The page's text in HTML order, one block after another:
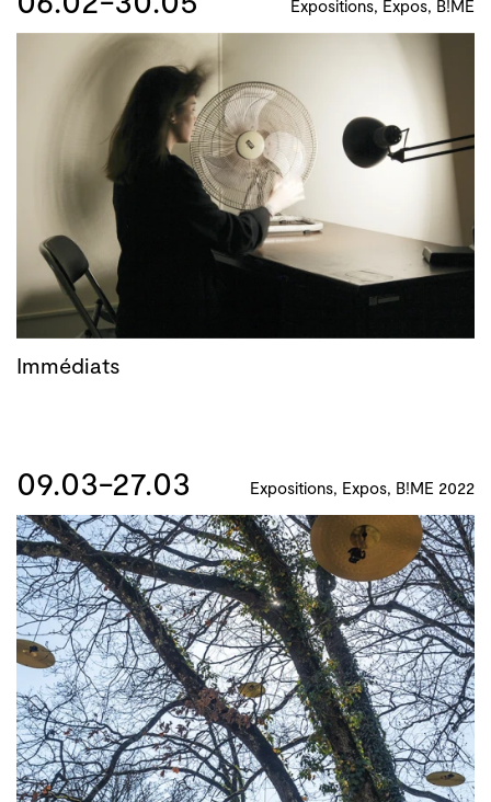
Expositions, Expos, B!ME
Immédiats
09.03-27.03 Expositions, Expos, B!ME 2022